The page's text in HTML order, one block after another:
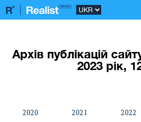
Архів публікацій
2023 рік,
2020 2021 2022